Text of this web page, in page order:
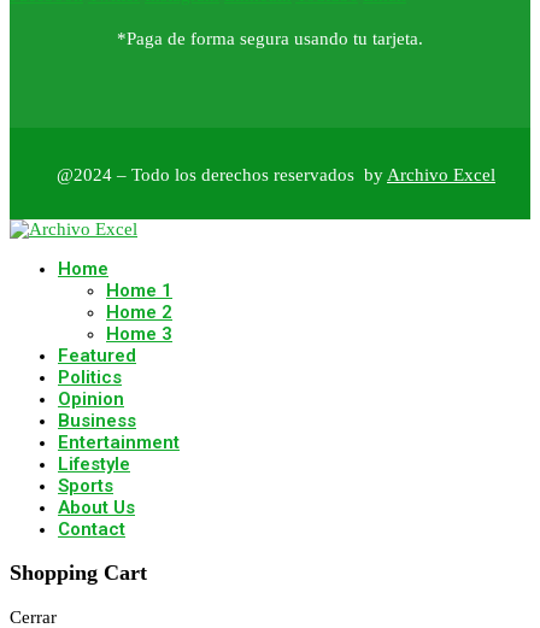
*Paga de forma segura usando tu tarjeta.
@2024 – Todo los derechos reservados by Archivo Excel
Home
Home 1
Home 2
Home 3
Featured
Politics
Opinion
Business
Entertainment
Lifestyle
Sports
About Us
Contact
Shopping Cart
Cerrar